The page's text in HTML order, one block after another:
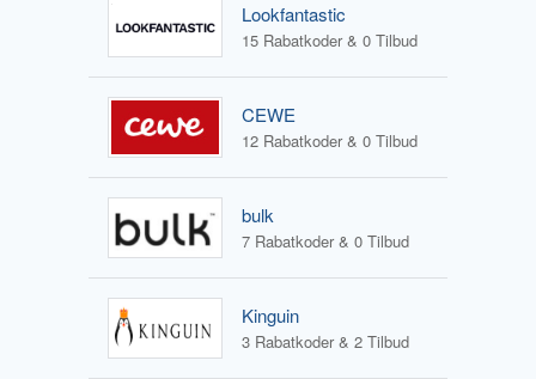
Lookfantastic
15 Rabatkoder & 0 Tilbud
CEWE
12 Rabatkoder & 0 Tilbud
bulk
7 Rabatkoder & 0 Tilbud
Kinguin
3 Rabatkoder & 2 Tilbud